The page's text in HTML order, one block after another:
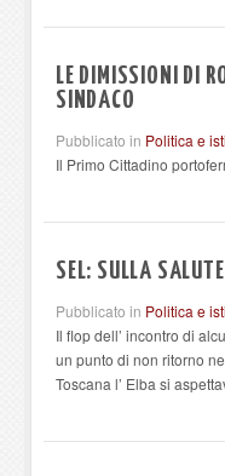
LE DIMISSIONI DI
SINDACO
Pubblicato in Politica e
Il Primo Cittadino
SEL: SULLA
Pubblicato in Politica e
Il flop dell’ incontro di
un punto di non ritorno
Toscana l’ Elba si